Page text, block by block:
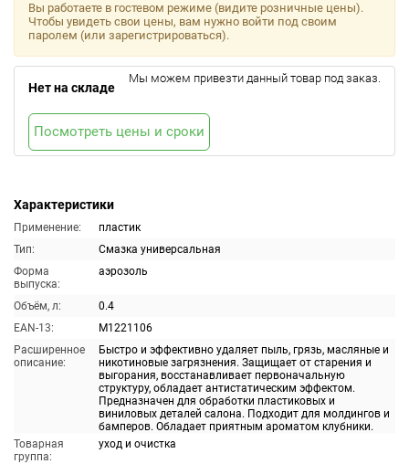
Характеристики
Применение:
пластик
Тип:
Смазка универсальная
Форма
выпуска:
аэрозоль
Объём, л:
0.4
EAN-13:
M1221106
Расширенное
описание:
Быстро и эффективно удаляет пыль, грязь, масляные и
никотиновые загрязнения. Защищает от старения и
выгорания, восстанавливает первоначальную
структуру, обладает антистатическим эффектом.
Предназначен для обработки пластиковых и
виниловых деталей салона. Подходит для молдингов и
бамперов. Обладает приятным ароматом клубники.
Товарная
группа:
уход и очистка
Вы работаете в гостевом режиме (видите розничные цены).
Чтобы увидеть свои цены, вам нужно войти под своим
паролем (или зарегистрироваться).
Нет на складе
Мы можем привезти данный товар под заказ.
Посмотреть цены и сроки